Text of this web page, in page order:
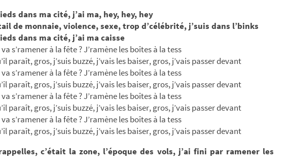
dans ma cité, j’ai ma, hey, hey, hey
de monnaie, violence, sexe, trop d’célébrité, j’suis dans l’binks
dans ma cité, j’ai ma caisse
s’ramener à la fête ? J’ramène les boîtes à la tess
paraît, gros, j’suis buzzé, j’vais les baiser, gros, j’vais passer devant
s’ramener à la fête ? J’ramène les boîtes à la tess
paraît, gros, j’suis buzzé, j’vais les baiser, gros, j’vais passer devant
s’ramener à la fête ? J’ramène les boîtes à la tess
paraît, gros, j’suis buzzé, j’vais les baiser, gros, j’vais passer devant
s’ramener à la fête ? J’ramène les boîtes à la tess
paraît, gros, j’suis buzzé, j’vais les baiser, gros, j’vais passer devant
c’était la zone, l’époque des vols, j’ai fini par ramener les